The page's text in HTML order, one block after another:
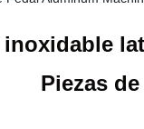
inoxidable
Piezas